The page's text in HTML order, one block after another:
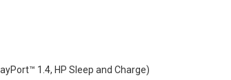
1.4, HP Sleep and Charge)